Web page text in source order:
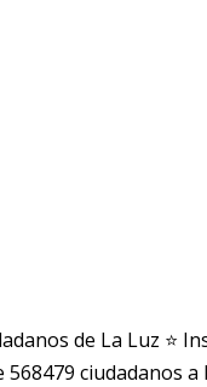
de La Luz ⭐
ciudadanos